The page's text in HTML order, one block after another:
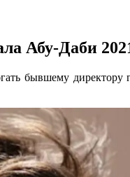
Абу-Даби
бывшему